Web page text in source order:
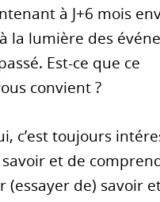
à J+6 mois
la lumière des
Est-ce que ce
convient ?
c’est toujours
et de
(essayer de) savoir